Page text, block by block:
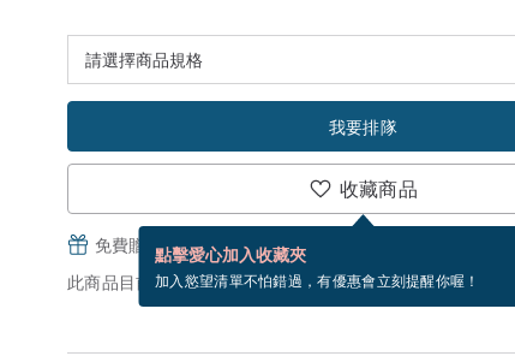
我要排隊
收藏商品
點擊愛心加入收藏夾
加入慾望清單不怕錯過，有優惠會立刻提醒你喔！
免費贈送電子賀卡，結帳完成後填寫
此商品目前沒現貨，你可以按「我要排隊」，當有貨會主